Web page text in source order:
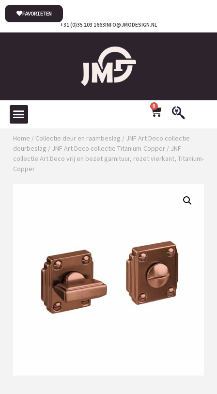
INFO@JMODESIGN.NL
+31 (0)35 203 1663
FAVORIETEN
0
Home / Collectie deur en raambeslag / JNF Art Deco collectie
deurbeslag / JNF Art Deco collectie Titanium-Copper/ JNF
collectie Art Deco vrij en bezet garnituur, rozet vierkant, Titanium-
Copper